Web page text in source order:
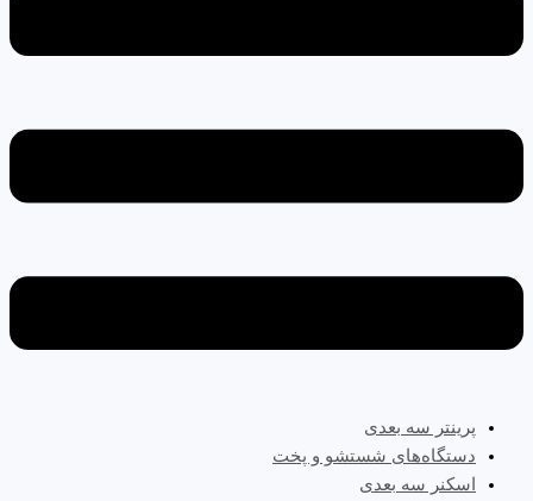
پرینتر سه‌ بعدی
دستگاه‌های شستشو و پخت
اسکنر سه بعدی